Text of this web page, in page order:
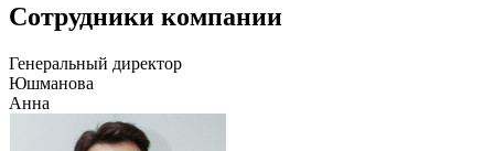
Сотрудники компании
Генеральный директор
Юшманова
Анна